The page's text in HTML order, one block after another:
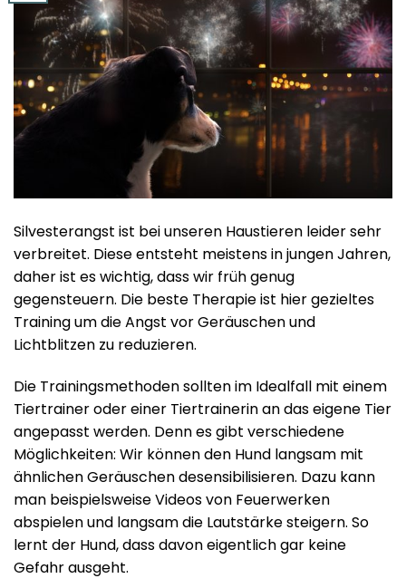
Silvesterangst ist bei unseren Haustieren leider sehr
verbreitet. Diese entsteht meistens in jungen Jahren,
daher ist es wichtig, dass wir früh genug
gegensteuern. Die beste Therapie ist hier gezieltes
Training um die Angst vor Geräuschen und
Lichtblitzen zu reduzieren.
Die Trainingsmethoden sollten im Idealfall mit einem
Tiertrainer oder einer Tiertrainerin an das eigene Tier
angepasst werden. Denn es gibt verschiedene
Möglichkeiten: Wir können den Hund langsam mit
ähnlichen Geräuschen desensibilisieren. Dazu kann
man beispielsweise Videos von Feuerwerken
abspielen und langsam die Lautstärke steigern. So
lernt der Hund, dass davon eigentlich gar keine
Gefahr ausgeht.